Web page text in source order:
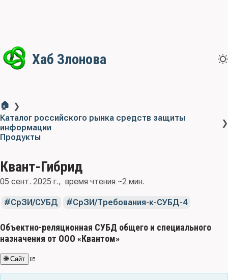
Хаб Злонова
🏠 ❯
Каталог российского рынка средств защиты
информации
❯
Продукты
Квант-Гибрид
05 сент. 2025 г. время чтения ~2 мин.
СрЗИ/СУБД СрЗИ/Требования-к-СУБД-4
Объектно-реляционная СУБД общего и специального
назначения от ООО «Квантом»
🌐 Сайт